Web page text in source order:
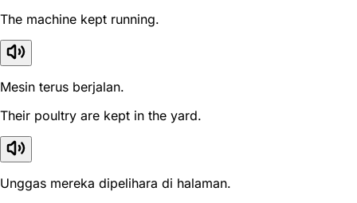
The machine kept running.
Mesin terus berjalan.
Their poultry are kept in the yard.
Unggas mereka dipelihara di halaman.